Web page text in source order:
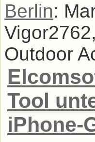
Berlin:
Outdoor
Tool
iPhone-